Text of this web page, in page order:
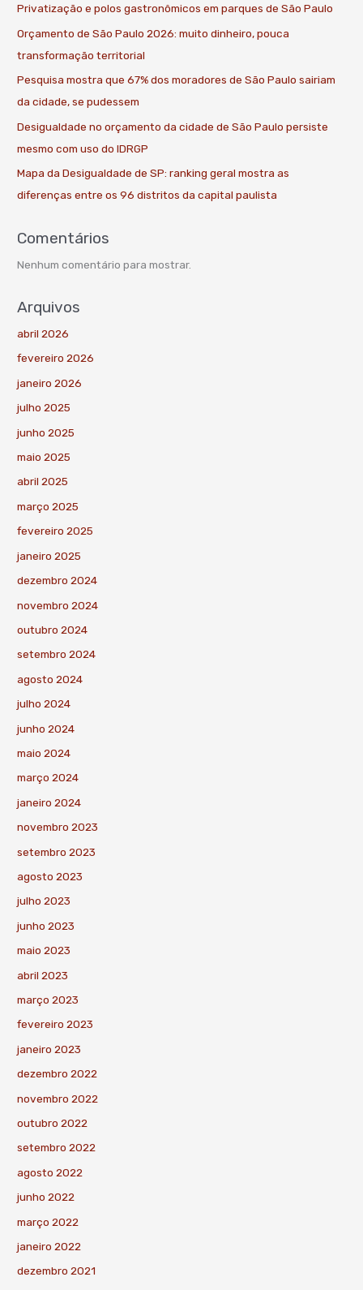
Privatização e polos gastronômicos em parques de São Paulo
Orçamento de São Paulo 2026: muito dinheiro, pouca
transformação territorial
Pesquisa mostra que 67% dos moradores de São Paulo sairiam
da cidade, se pudessem
Desigualdade no orçamento da cidade de São Paulo persiste
mesmo com uso do IDRGP
Mapa da Desigualdade de SP: ranking geral mostra as
diferenças entre os 96 distritos da capital paulista
Comentários
Nenhum comentário para mostrar.
Arquivos
abril 2026
fevereiro 2026
janeiro 2026
julho 2025
junho 2025
maio 2025
abril 2025
março 2025
fevereiro 2025
janeiro 2025
dezembro 2024
novembro 2024
outubro 2024
setembro 2024
agosto 2024
julho 2024
junho 2024
maio 2024
março 2024
janeiro 2024
novembro 2023
setembro 2023
agosto 2023
julho 2023
junho 2023
maio 2023
abril 2023
março 2023
fevereiro 2023
janeiro 2023
dezembro 2022
novembro 2022
outubro 2022
setembro 2022
agosto 2022
junho 2022
março 2022
janeiro 2022
dezembro 2021